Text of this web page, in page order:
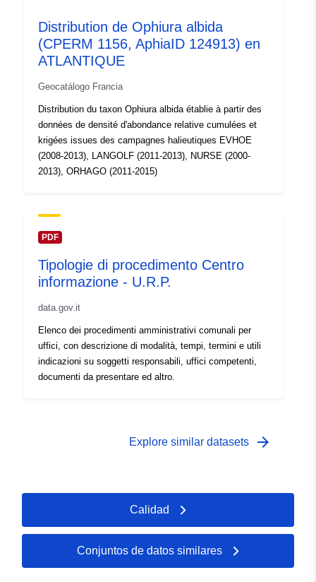
Distribution de Ophiura albida
(CPERM 1156, AphiaID 124913) en
ATLANTIQUE
Geocatálogo Francia
Distribution du taxon Ophiura albida établie à partir des
données de densité d'abondance relative cumulées et
krigées issues des campagnes halieutiques EVHOE
(2008-2013), LANGOLF (2011-2013), NURSE (2000-
2013), ORHAGO (2011-2015)
PDF
Tipologie di procedimento Centro
informazione - U.R.P.
data.gov.it
Elenco dei procedimenti amministrativi comunali per
uffici, con descrizione di modalità, tempi, termini e utili
indicazioni su soggetti responsabili, uffici competenti,
documenti da presentare ed altro.
Explore similar datasets arrow_forward
Calidad
Conjuntos de datos similares